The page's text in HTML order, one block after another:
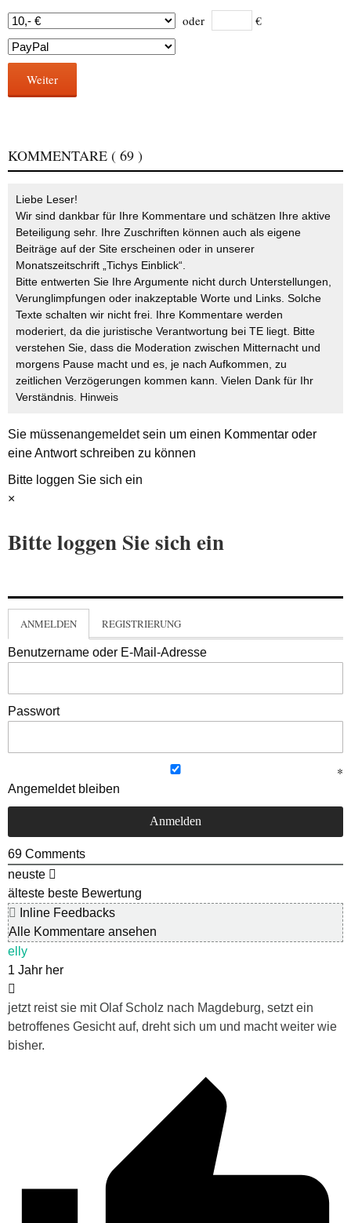
oder
€
Weiter
KOMMENTARE ( 69 )
Liebe Leser!
Wir sind dankbar für Ihre Kommentare und schätzen Ihre aktive
Beteiligung sehr. Ihre Zuschriften können auch als eigene
Beiträge auf der Site erscheinen oder in unserer
Monatszeitschrift „Tichys Einblick“.
Bitte entwerten Sie Ihre Argumente nicht durch Unterstellungen,
Verunglimpfungen oder inakzeptable Worte und Links. Solche
Texte schalten wir nicht frei. Ihre Kommentare werden
moderiert, da die juristische Verantwortung bei TE liegt. Bitte
verstehen Sie, dass die Moderation zwischen Mitternacht und
morgens Pause macht und es, je nach Aufkommen, zu
zeitlichen Verzögerungen kommen kann. Vielen Dank für Ihr
Verständnis. Hinweis
Sie müssenangemeldetsein um einen Kommentar oder
eine Antwort schreiben zu können
Bitte loggen Sie sich ein
×
Bitte loggen Sie sich ein
ANMELDEN REGISTRIERUNG
Benutzername oder E-Mail-Adresse
Passwort
Angemeldet bleiben
69 Comments
neuste
älteste beste Bewertung
Inline Feedbacks
Alle Kommentare ansehen
elly
1 Jahr her
jetzt reist sie mit Olaf Scholz nach Magdeburg, setzt ein
betroffenes Gesicht auf, dreht sich um und macht weiter wie
bisher.